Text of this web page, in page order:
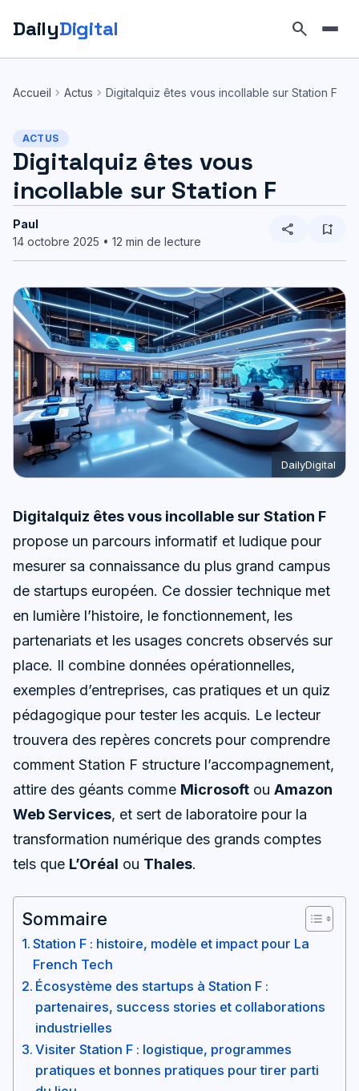
DailyDigital search
Accueil chevron_right Actus chevron_right Digitalquiz êtes vous incollable sur Station F
ACTUS
Digitalquiz êtes vous
incollable sur Station F
Paul
14 octobre 2025 • 12 min de lecture
share bookmark_add
DailyDigital
Digitalquiz êtes vous incollable sur Station F
propose un parcours informatif et ludique pour
mesurer sa connaissance du plus grand campus
de startups européen. Ce dossier technique met
en lumière l’histoire, le fonctionnement, les
partenariats et les usages concrets observés sur
place. Il combine données opérationnelles,
exemples d’entreprises, cas pratiques et un quiz
pédagogique pour tester les acquis. Le lecteur
trouvera des repères concrets pour comprendre
comment Station F structure l’accompagnement,
attire des géants comme Microsoft ou Amazon
Web Services, et sert de laboratoire pour la
transformation numérique des grands comptes
tels que L’Oréal ou Thales.
Sommaire
Station F : histoire, modèle et impact pour La
French Tech
Écosystème des startups à Station F :
partenaires, success stories et collaborations
industrielles
Visiter Station F : logistique, programmes
pratiques et bonnes pratiques pour tirer parti